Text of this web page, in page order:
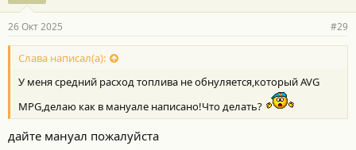
26 Окт 2025 #29
Слава написал(а):
У меня средний расход топлива не обнуляется,который AVG
MPG,делаю как в мануале написано!Что делать?
дайте мануал пожалуйста